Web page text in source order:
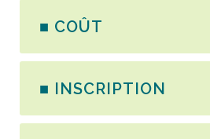
■ COÛT
■ INSCRIPTION